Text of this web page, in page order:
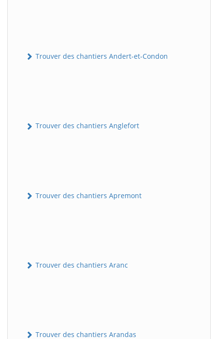
Trouver des chantiers Andert-et-Condon
Trouver des chantiers Anglefort
Trouver des chantiers Apremont
Trouver des chantiers Aranc
Trouver des chantiers Arandas